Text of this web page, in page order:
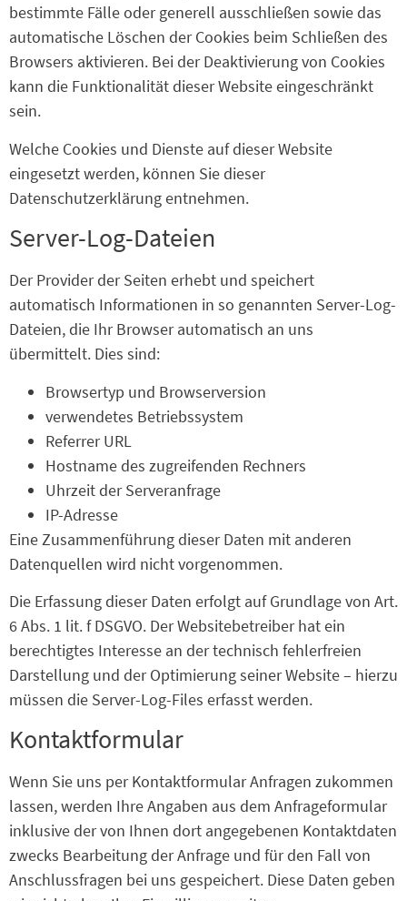
bestimmte Fälle oder generell ausschließen sowie das
automatische Löschen der Cookies beim Schließen des
Browsers aktivieren. Bei der Deaktivierung von Cookies
kann die Funktionalität dieser Website eingeschränkt
sein.
Welche Cookies und Dienste auf dieser Website
eingesetzt werden, können Sie dieser
Datenschutzerklärung entnehmen.
Server-Log-Dateien
Der Provider der Seiten erhebt und speichert
automatisch Informationen in so genannten Server-Log-
Dateien, die Ihr Browser automatisch an uns
übermittelt. Dies sind:
Browsertyp und Browserversion
verwendetes Betriebssystem
Referrer URL
Hostname des zugreifenden Rechners
Uhrzeit der Serveranfrage
IP-Adresse
Eine Zusammenführung dieser Daten mit anderen
Datenquellen wird nicht vorgenommen.
Die Erfassung dieser Daten erfolgt auf Grundlage von Art.
6 Abs. 1 lit. f DSGVO. Der Websitebetreiber hat ein
berechtigtes Interesse an der technisch fehlerfreien
Darstellung und der Optimierung seiner Website – hierzu
müssen die Server-Log-Files erfasst werden.
Kontaktformular
Wenn Sie uns per Kontaktformular Anfragen zukommen
lassen, werden Ihre Angaben aus dem Anfrageformular
inklusive der von Ihnen dort angegebenen Kontaktdaten
zwecks Bearbeitung der Anfrage und für den Fall von
Anschlussfragen bei uns gespeichert. Diese Daten geben